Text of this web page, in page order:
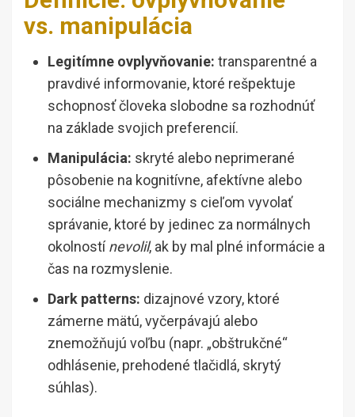
vs. manipulácia
Legitímne ovplyvňovanie: transparentné a
pravdivé informovanie, ktoré rešpektuje
schopnosť človeka slobodne sa rozhodnúť
na základe svojich preferencií.
Manipulácia: skryté alebo neprimerané
pôsobenie na kognitívne, afektívne alebo
sociálne mechanizmy s cieľom vyvolať
správanie, ktoré by jedinec za normálnych
okolnostínevolil, ak by mal plné informácie a
čas na rozmyslenie.
Dark patterns: dizajnové vzory, ktoré
zámerne mätú, vyčerpávajú alebo
znemožňujú voľbu (napr. „obštrukčné“
odhlásenie, prehodené tlačidlá, skrytý
súhlas).